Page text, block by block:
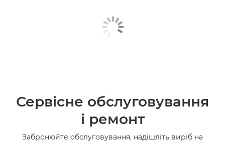
Сервісне обслуговування
і ремонт
Забронюйте обслуговування, надішліть виріб на